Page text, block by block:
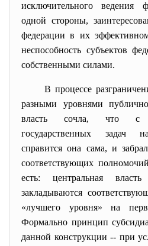
исключительного ведения
одной стороны,
федерации в их
неспособность субъектов
собственными силами.
В процессе
разными уровнями
власть сочла, что с
государственных задач
справится она сама, и
соответствующих
есть: центральная
закладываются
«лучшего уровня» на
Формально принцип
данной конструкции -- при